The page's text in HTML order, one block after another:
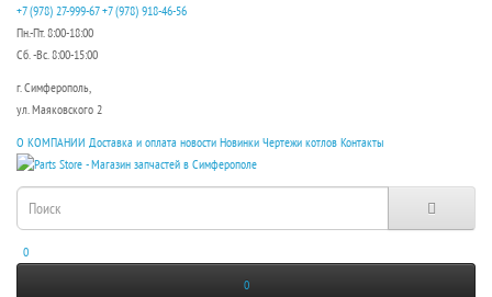
+7 (978) 27-999-67 +7 (978) 918-46-56
Пн.-Пт. 8:00-18:00
Сб. -Вс. 8:00-15:00
г. Симферополь,
ул. Маяковского 2
О КОМПАНИИ Доставка и оплата новости Новинки Чертежи котлов Контакты
0
0